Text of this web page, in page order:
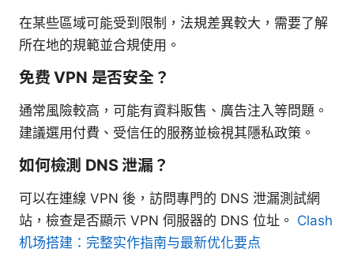
在某些區域可能受到限制，法規差異較大，需要了解
所在地的規範並合規使用。
免费 VPN 是否安全？
通常風險較高，可能有資料販售、廣告注入等問題。
建議選用付費、受信任的服務並檢視其隱私政策。
如何檢測 DNS 泄漏？
可以在連線 VPN 後，訪問專門的 DNS 泄漏測試網
站，檢查是否顯示 VPN 伺服器的 DNS 位址。 Clash
机场搭建：完整实作指南与最新优化要点